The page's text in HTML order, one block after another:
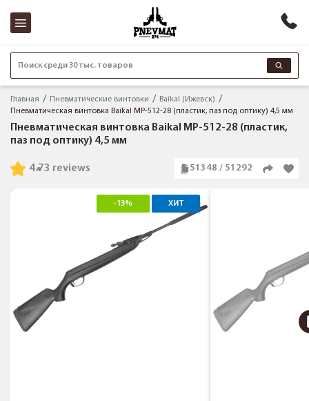
Поиск среди 30 тыс. товаров
Главная Пневматические винтовки
Baikal (Ижевск)
Пневматическая винтовка Baikal МР-512-28 (пластик, паз под оптику) 4,5 мм
Пневматическая винтовка Baikal МР-512-28 (пластик,
паз под оптику) 4,5 мм
3 reviews
4.7 51348 / 51292
-13% ХИТ